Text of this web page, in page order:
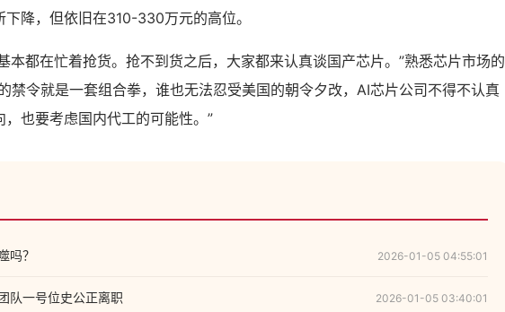
降，但依旧在310-330万元的高位。
本都在忙着抢货。抢不到货之后，大家都来认真谈国产芯片。”熟悉芯片市场的
禁令就是一套组合拳，谁也无法忍受美国的朝令夕改，AI芯片公司不得不认真
也要考虑国内代工的可能性。”
吗？ 2026-01-05 04:55:01
队一号位史公正离职 2026-01-05 03:40:01